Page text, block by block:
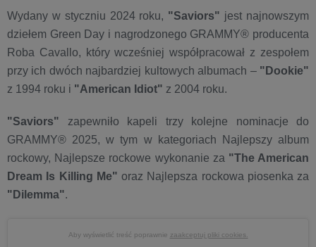
Wydany w styczniu 2024 roku, "Saviors" jest najnowszym
dziełem Green Day i nagrodzonego GRAMMY® producenta
Roba Cavallo, który wcześniej współpracował z zespołem
przy ich dwóch najbardziej kultowych albumach – "Dookie"
z 1994 roku i "American Idiot" z 2004 roku.
"Saviors" zapewniło kapeli trzy kolejne nominacje do
GRAMMY® 2025, w tym w kategoriach Najlepszy album
rockowy, Najlepsze rockowe wykonanie za "The American
Dream Is Killing Me" oraz Najlepsza rockowa piosenka za
"Dilemma".
Aby wyświetlić treść poprawnie zaakceptuj pliki cookies.